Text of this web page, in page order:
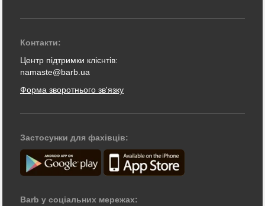
Контакти:
Центр підтримки клієнтів:
namaste@barb.ua
Форма зворотнього зв'язку
Застосунки для фахівців:
Barb у соціальних мережах: